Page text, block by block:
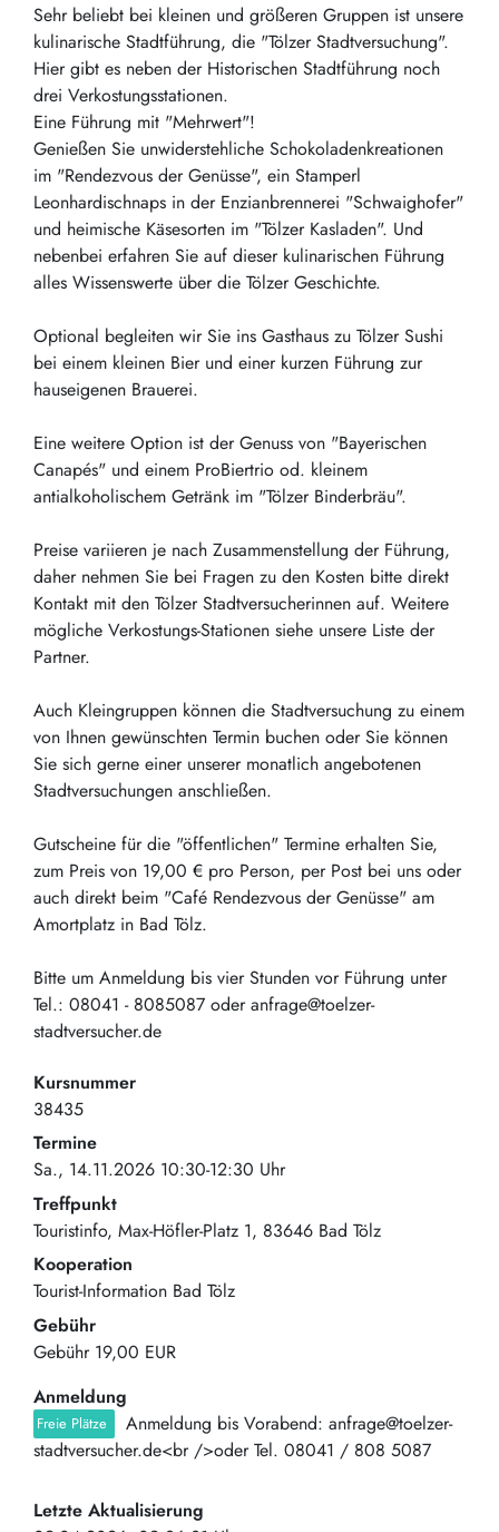
Sehr beliebt bei kleinen und größeren Gruppen ist unsere
kulinarische Stadtführung, die "Tölzer Stadtversuchung".
Hier gibt es neben der Historischen Stadtführung noch
drei Verkostungsstationen.
Eine Führung mit "Mehrwert"!
Genießen Sie unwiderstehliche Schokoladenkreationen
im "Rendezvous der Genüsse", ein Stamperl
Leonhardischnaps in der Enzianbrennerei "Schwaighofer"
und heimische Käsesorten im "Tölzer Kasladen". Und
nebenbei erfahren Sie auf dieser kulinarischen Führung
alles Wissenswerte über die Tölzer Geschichte.
Optional begleiten wir Sie ins Gasthaus zu Tölzer Sushi
bei einem kleinen Bier und einer kurzen Führung zur
hauseigenen Brauerei.
Eine weitere Option ist der Genuss von "Bayerischen
Canapés" und einem ProBiertrio od. kleinem
antialkoholischem Getränk im "Tölzer Binderbräu".
Preise variieren je nach Zusammenstellung der Führung,
daher nehmen Sie bei Fragen zu den Kosten bitte direkt
Kontakt mit den Tölzer Stadtversucherinnen auf. Weitere
mögliche Verkostungs-Stationen siehe unsere Liste der
Partner.
Auch Kleingruppen können die Stadtversuchung zu einem
von Ihnen gewünschten Termin buchen oder Sie können
Sie sich gerne einer unserer monatlich angebotenen
Stadtversuchungen anschließen.
Gutscheine für die "öffentlichen" Termine erhalten Sie,
zum Preis von 19,00 € pro Person, per Post bei uns oder
auch direkt beim "Café Rendezvous der Genüsse" am
Amortplatz in Bad Tölz.
Bitte um Anmeldung bis vier Stunden vor Führung unter
Tel.: 08041 - 8085087 oder anfrage@toelzer-
stadtversucher.de
Kursnummer
38435
Termine
Sa., 14.11.2026 10:30-12:30 Uhr
Treffpunkt
Touristinfo Max-Höfler-Platz 1 83646 Bad Tölz
Kooperation
Tourist-Information Bad Tölz
Gebühr
Gebühr 19,00 EUR
Anmeldung
Freie Plätze
Anmeldung bis Vorabend: anfrage@toelzer-
stadtversucher.de<br />oder Tel. 08041 / 808 5087
Letzte Aktualisierung